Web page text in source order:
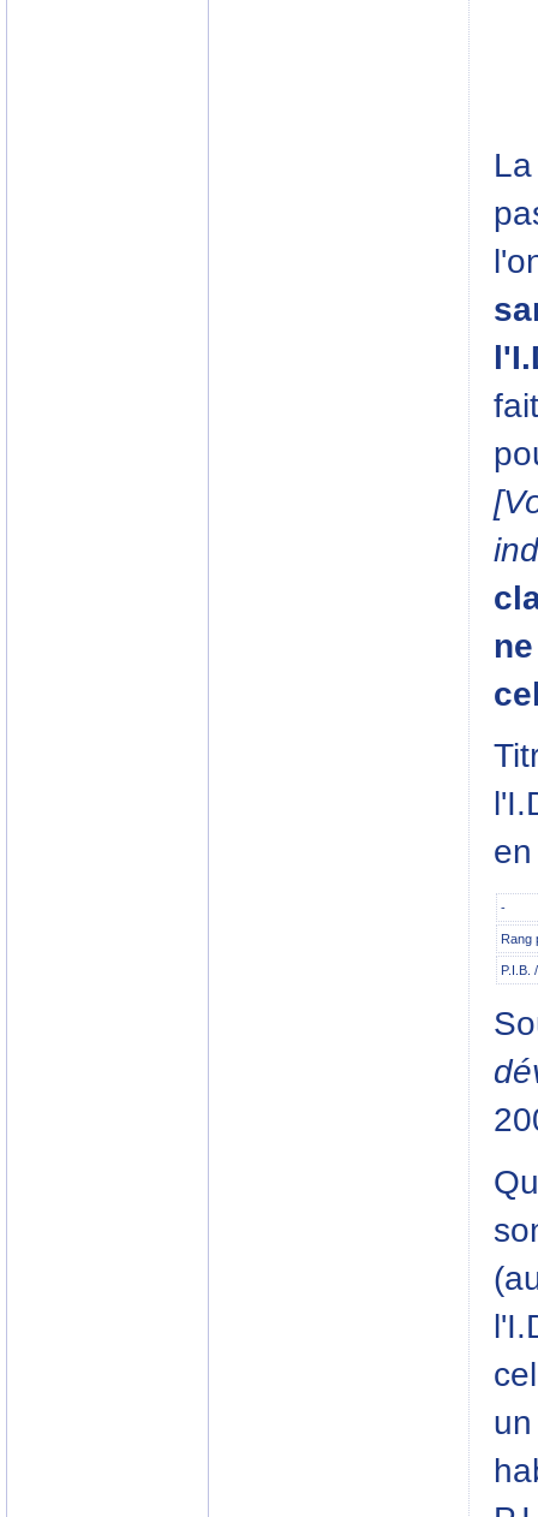
-
Rang
P.I.B.